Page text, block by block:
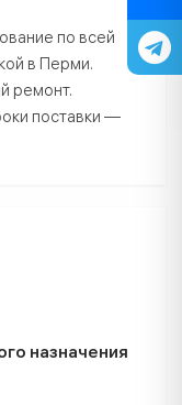
по всей
в Перми.
ремонт.
поставки —
назначения